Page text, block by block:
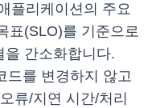
플리케이션의 주요
표(SLO)를 기준으로
을 간소화합니다.
드를 변경하지 않고
류/지연 시간/처리